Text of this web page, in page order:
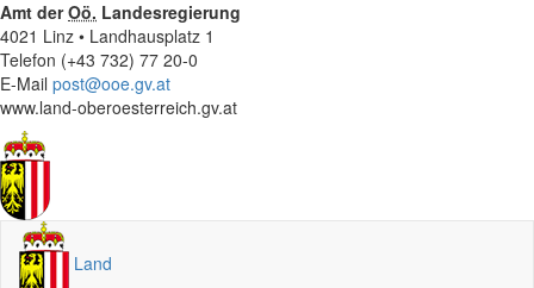
Amt derOö. Landesregierung
4021 Linz • Landhausplatz 1
Telefon (+43 732) 77 20-0
E-Mail post@ooe.gv.at
www.land-oberoesterreich.gv.at
Land